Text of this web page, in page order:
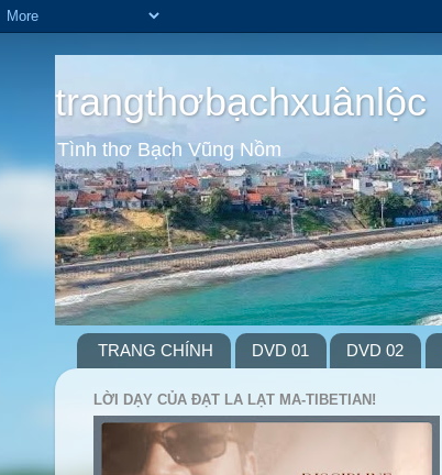
trangthơbạchxuânlộc
Tình thơ Bạch Vũng Nồm
TRANG CHÍNH DVD 01 DVD 02
LỜI DẠY CỦA ĐẠT LA LẠT MA-TIBETIAN!